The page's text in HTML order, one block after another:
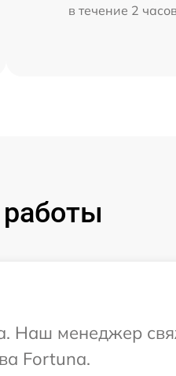
в течение 2
Наш менеджер
Fortuna.